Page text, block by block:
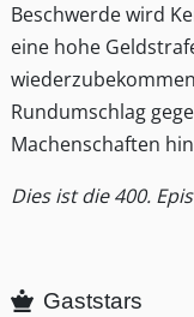
Beschwerde wird
eine hohe
Rundumschlag
Machenschaften
Dies ist die 400.
Gaststars